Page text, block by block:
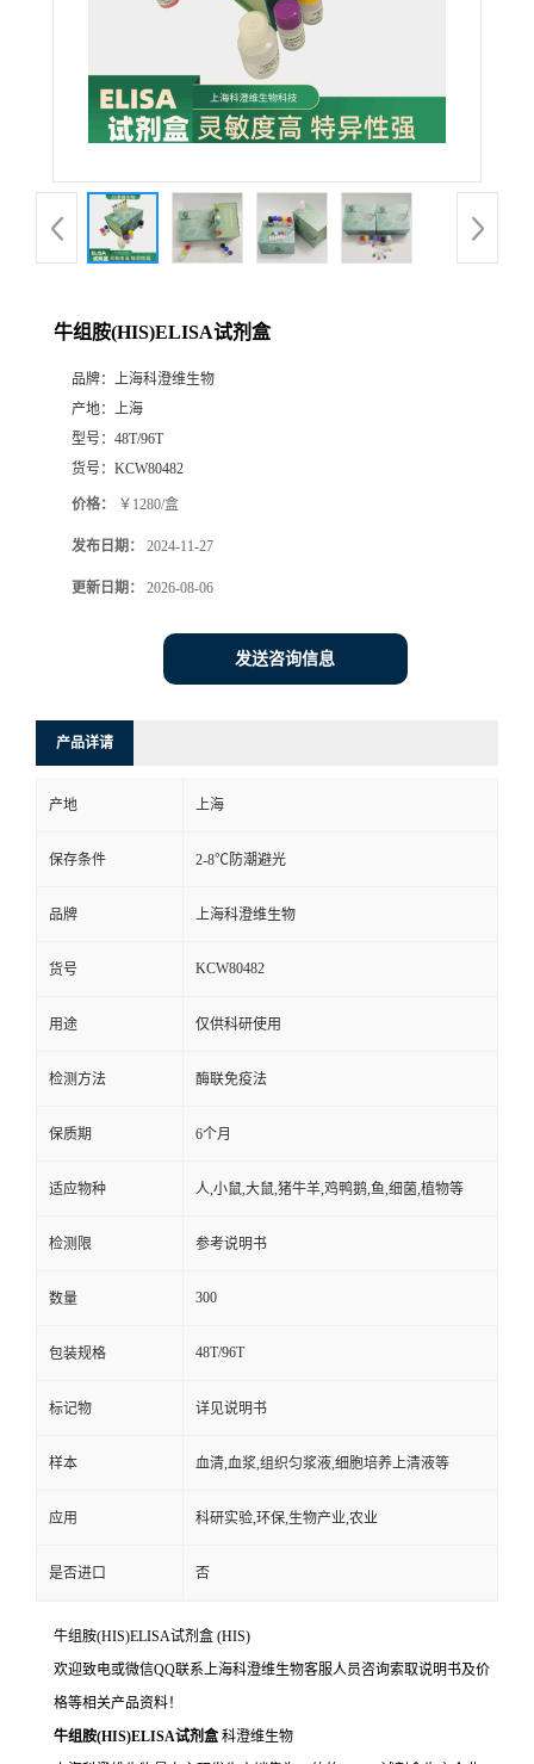
牛组胺(HIS)ELISA试剂盒
品牌：
上海科澄维生物
产地：
上海
型号： 48T/96T
货号： KCW80482
价格： ￥1280/盒
发布日期： 2024-11-27
更新日期： 2026-08-06
发送咨询信息
产品详请
产地 上海
保存条件 2-8℃防潮避光
品牌 上海科澄维生物
货号 KCW80482
用途 仅供科研使用
检测方法 酶联免疫法
保质期 6个月
适应物种 人,小鼠,大鼠,猪牛羊,鸡鸭鹅,鱼,细菌,植物等
检测限 参考说明书
数量 300
包装规格 48T/96T
标记物 详见说明书
样本 血清,血浆,组织匀浆液,细胞培养上清液等
应用 科研实验,环保,生物产业,农业
是否进口 否
牛组胺(HIS)ELISA试剂盒 (HIS)
欢迎致电或微信QQ联系上海科澄维生物客服人员咨询索取说明书及价
格等相关产品资料！
牛组胺(HIS)ELISA试剂盒 科澄维生物